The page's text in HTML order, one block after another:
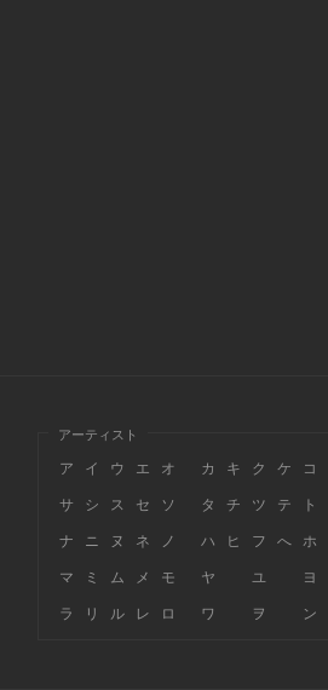
アーティスト
ア イ ウ エ オ カ キ ク ケ コ
サ シ ス セ ソ タ チ ツ テ ト
ナ ニ ヌ ネ ノ ハ ヒ フ へ ホ
マ ミ ム メ モ ヤ ユ ヨ
ラ リ ル レ ロ ワ ヲ ン